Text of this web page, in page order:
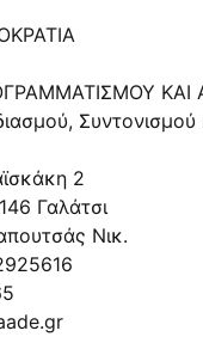
ΚΑΙ
2
Γαλάτσι
Νικ.